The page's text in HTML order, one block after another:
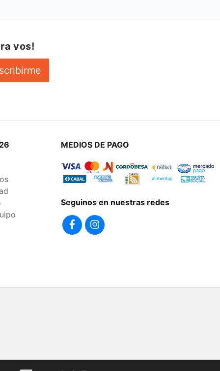
vos!
MEDIOS DE PAGO
Seguinos en nuestras redes